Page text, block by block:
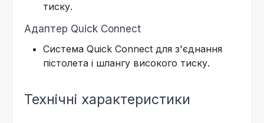
тиску.
Адаптер Quick Connect
Система Quick Connect для з'єднання
пістолета і шлангу високого тиску.
Технічні характеристики